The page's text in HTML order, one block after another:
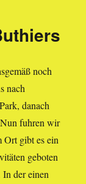
noch
nach
danach
fuhren wir
Ort gibt es ein
geboten
der einen